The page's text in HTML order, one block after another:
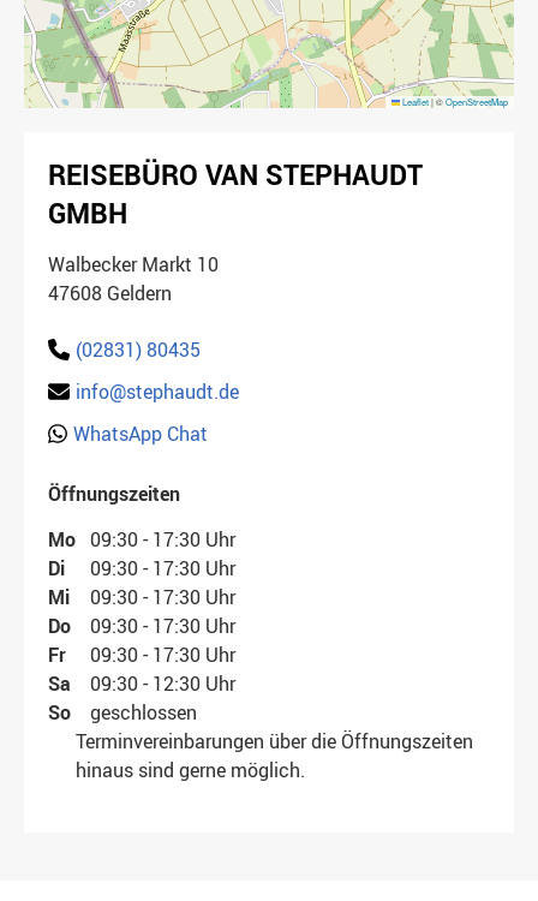
Leaflet|©OpenStreetMap
REISEBÜRO VAN STEPHAUDT
GMBH
Walbecker Markt 10
47608 Geldern
(02831) 80435
info@stephaudt.de
WhatsApp Chat
Öffnungszeiten
Mo 09:30 - 17:30 Uhr
Di
09:30 - 17:30 Uhr
Mi
09:30 - 17:30 Uhr
Do
09:30 - 17:30 Uhr
Fr
09:30 - 17:30 Uhr
Sa
09:30 - 12:30 Uhr
So
geschlossen
Terminvereinbarungen über die Öffnungszeiten
hinaus sind gerne möglich.